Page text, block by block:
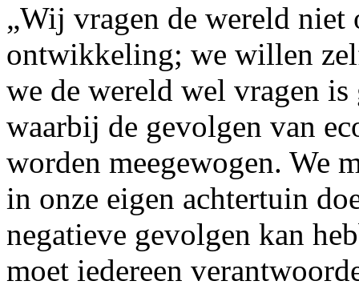
„Wij vragen de wereld niet
ontwikkeling; we willen
we de wereld wel vragen
waarbij de gevolgen van
worden meegewogen. We
in onze eigen achtertuin
negatieve gevolgen kan
moet iedereen